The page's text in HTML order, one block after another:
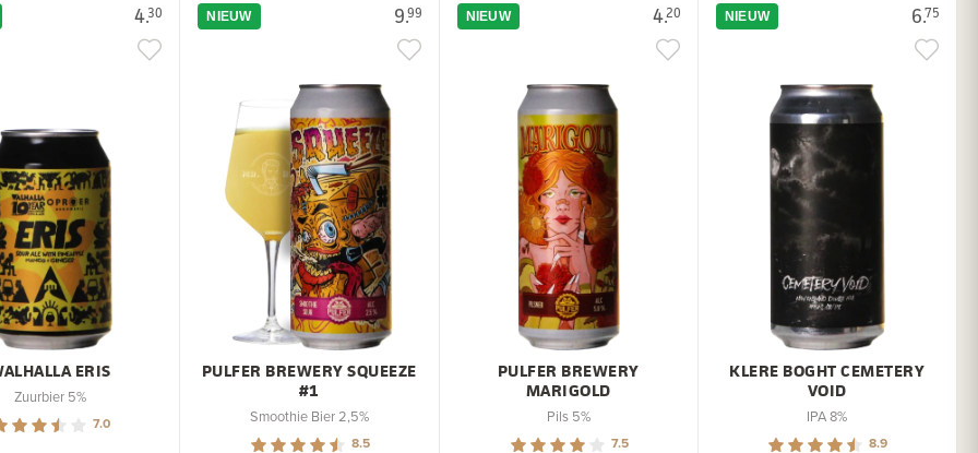
4.30
ERIS
Zuurbier 5%
7.0
9.99
NIEUW
PULFER BREWERY SQUEEZE
#1
Smoothie Bier 2,5%
8.5
4.20
NIEUW
PULFER BREWERY
MARIGOLD
Pils 5%
7.5
6.75
NIEUW
KLERE BOGHT CEMETERY
VOID
IPA 8%
8.9